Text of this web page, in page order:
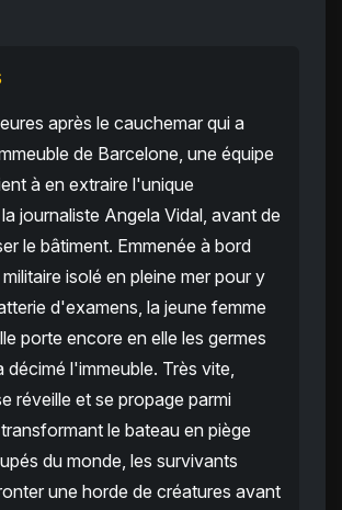
après le cauchemar qui a
de Barcelone, une équipe
à en extraire l'unique
journaliste Angela Vidal, avant de
le bâtiment. Emmenée à bord
isolé en pleine mer pour y
d'examens, la jeune femme
porte encore en elle les germes
décimé l'immeuble. Très vite,
réveille et se propage parmi
le bateau en piège
du monde, les survivants
une horde de créatures avant